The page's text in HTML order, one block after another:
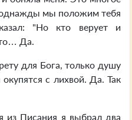
мы положим тебя
"Но кто верует и
Да.
для Бога, только душу
с лихвой. Да. Так
из Писания я выбрал два